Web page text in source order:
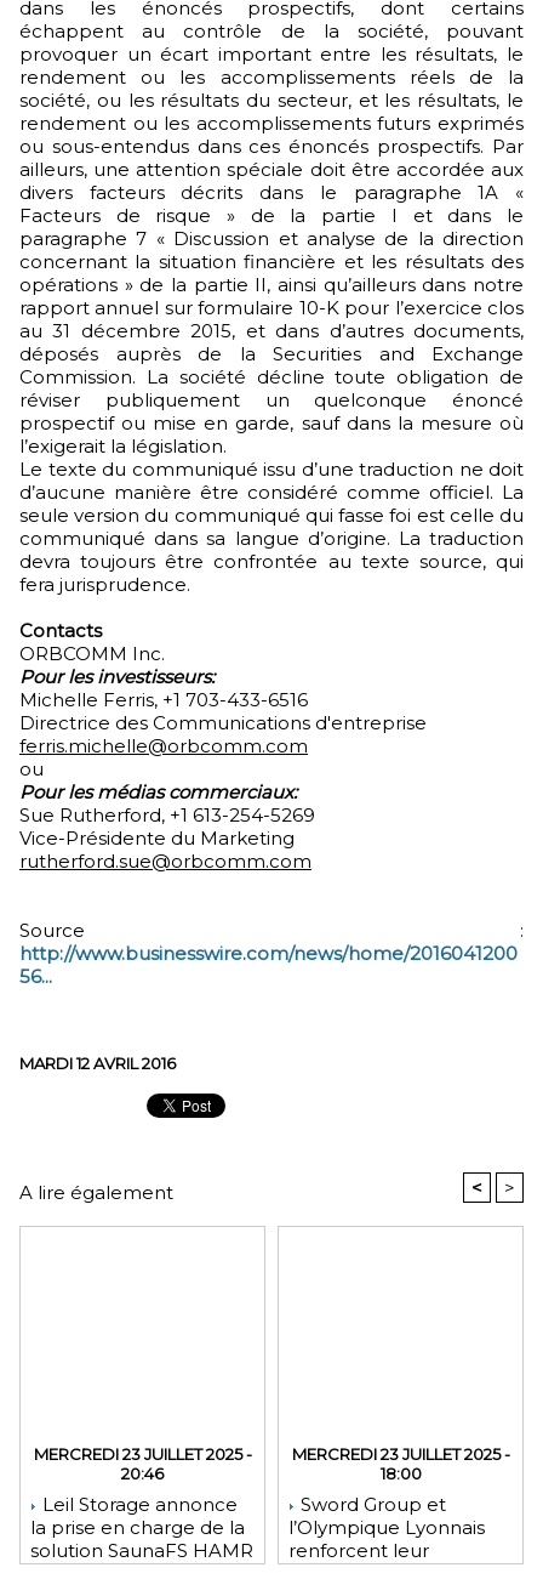
dans les énoncés prospectifs, dont certains
échappent au contrôle de la société, pouvant
provoquer un écart important entre les résultats, le
rendement ou les accomplissements réels de la
société, ou les résultats du secteur, et les résultats, le
rendement ou les accomplissements futurs exprimés
ou sous-entendus dans ces énoncés prospectifs. Par
ailleurs, une attention spéciale doit être accordée aux
divers facteurs décrits dans le paragraphe 1A «
Facteurs de risque » de la partie I et dans le
paragraphe 7 « Discussion et analyse de la direction
concernant la situation financière et les résultats des
opérations » de la partie II, ainsi qu’ailleurs dans notre
rapport annuel sur formulaire 10-K pour l’exercice clos
au 31 décembre 2015, et dans d’autres documents,
déposés auprès de la Securities and Exchange
Commission. La société décline toute obligation de
réviser publiquement un quelconque énoncé
prospectif ou mise en garde, sauf dans la mesure où
l’exigerait la législation.
Le texte du communiqué issu d’une traduction ne doit
d’aucune manière être considéré comme officiel. La
seule version du communiqué qui fasse foi est celle du
communiqué dans sa langue d’origine. La traduction
devra toujours être confrontée au texte source, qui
fera jurisprudence.
Contacts
ORBCOMM Inc.
Pour les investisseurs:
Michelle Ferris, +1 703-433-6516
Directrice des Communications d'entreprise
ferris.michelle@orbcomm.com
ou
Pour les médias commerciaux:
Sue Rutherford, +1 613-254-5269
Vice-Présidente du Marketing
rutherford.sue@orbcomm.com
Source :
http://www.businesswire.com/news/home/2016041200
56...
MARDI 12 AVRIL 2016
A lire également < >
MERCREDI 23 JUILLET 2025 -
20:46
Leil Storage annonce
la prise en charge de la
solution SaunaFS HAMR
MERCREDI 23 JUILLET 2025 -
18:00
Sword Group et
l’Olympique Lyonnais
renforcent leur